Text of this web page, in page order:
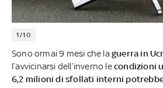
1/10
Sono ormai 9 mesi che laguerra in
l’avvicinarsi dell’inverno lecondizioni
6,2 milioni di sfollati interni